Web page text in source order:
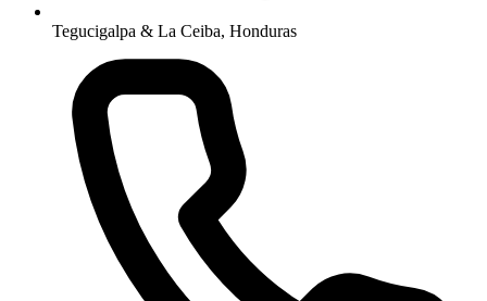
Tegucigalpa & La Ceiba, Honduras